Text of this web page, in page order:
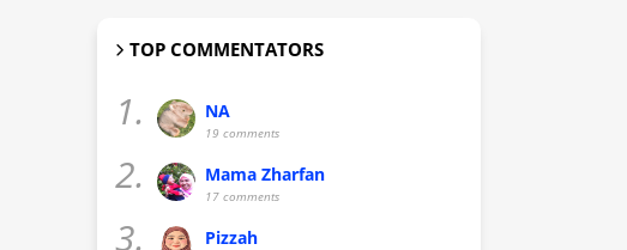
TOP COMMENTATORS
1. NA
19 comments
2. Mama Zharfan
17 comments
3. Pizzah